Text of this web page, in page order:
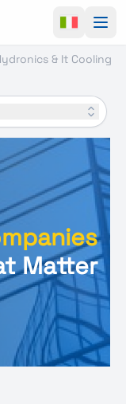
& It Cooling
Matter